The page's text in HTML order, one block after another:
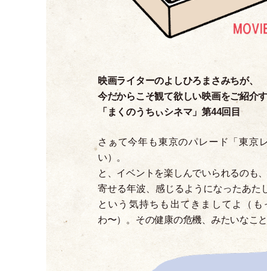
映画ライターのよしひろまさみちが、
今だからこそ観て欲しい映画をご紹介
「 まくのうちぃシネマ」第44回目
さぁて今年も東京のパレード 「東京
い） 。
と、イベントを楽しんでいられるのも
寄せる年波、感じるようになったあ
という気持ちも出てきましてよ
（ も
わ〜） 。その健康の危機、みたいなこ